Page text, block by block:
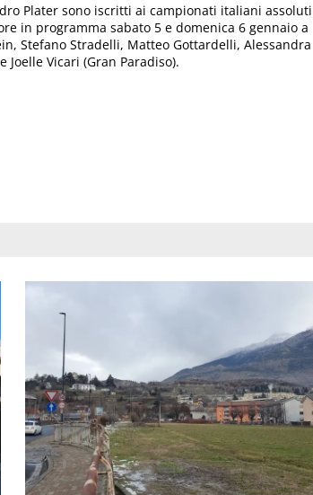
Plater sono iscritti ai campionati italiani
in programma sabato 5 e domenica 6 gennaio a
Stefano Stradelli, Matteo Gottardelli, Alessandra
Joelle Vicari (Gran Paradiso).